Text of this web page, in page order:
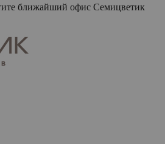
ближайший офис Семицветик